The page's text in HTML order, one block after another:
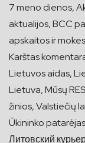
7 meno dienos,
aktualijos, BCC
apskaitos ir
Karštas
Lietuvos aidas,
Lietuva, Mūsų
žinios, Valstiečių
Ūkininko
Литовский